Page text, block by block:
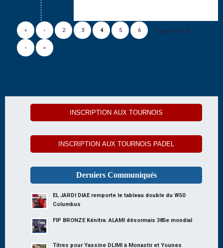
Page 4 sur 8
« ‹ 2 3 4 5 6
› »
INSCRIPTION AUX TOURNOIS
INSCRIPTION AUX TOURNOIS PADEL
Derniers Communiqués
EL JARDI DIAE remporte le tableau double du W50
Columbus
FIP BRONZE Kénitra: ALAMI désormais 385e mondial
Titres pour Yassine DLIMI à Monastir et Younes